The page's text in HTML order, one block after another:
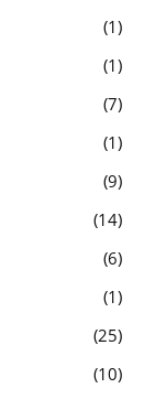
1
1
7
1
9
14
6
1
25
10